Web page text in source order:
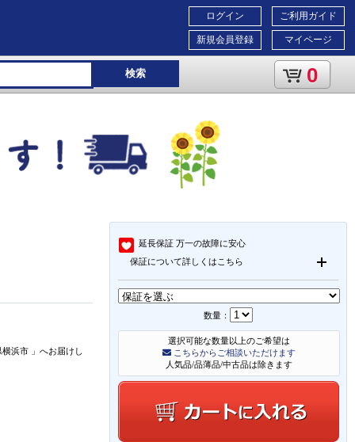
ご利用ガイド
マイページ
ログイン
新規会員登録
検索 0
延長保証 万一の故障に安心
保証について詳しくはこちら
数量：
選択可能な数量以上のご希望は
こちらからご相談いただけます
人気品/品薄品/中古品は除きます
横浜市 」 へお届けし